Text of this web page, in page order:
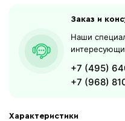
Характеристики
Заказ и
Наши
+7 (495)
+7 (968)